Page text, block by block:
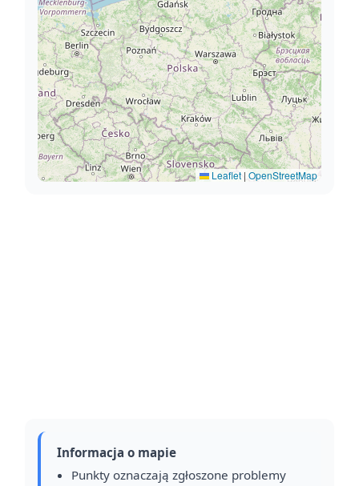
Leaflet | OpenStreetMap
Informacja o mapie
Punkty oznaczają zgłoszone problemy